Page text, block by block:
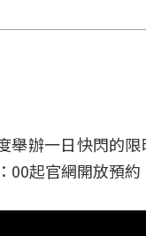
舉辦一日快閃的
起官網開放預約